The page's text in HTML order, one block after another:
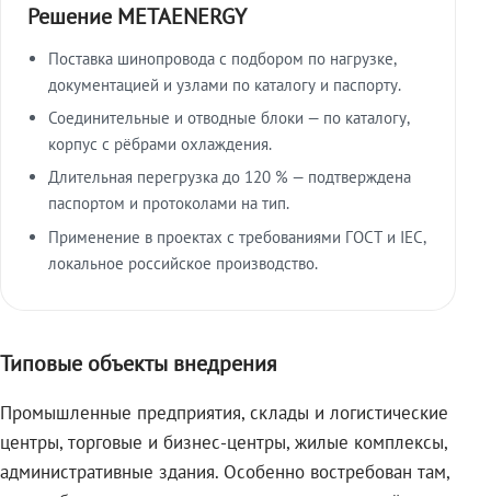
Решение METAENERGY
Поставка шинопровода с подбором по нагрузке,
документацией и узлами по каталогу и паспорту.
Соединительные и отводные блоки — по каталогу,
корпус с рёбрами охлаждения.
Длительная перегрузка до 120 % — подтверждена
паспортом и протоколами на тип.
Применение в проектах с требованиями ГОСТ и IEC,
локальное российское производство.
Типовые объекты внедрения
Промышленные предприятия, склады и логистические
центры, торговые и бизнес-центры, жилые комплексы,
административные здания. Особенно востребован там,